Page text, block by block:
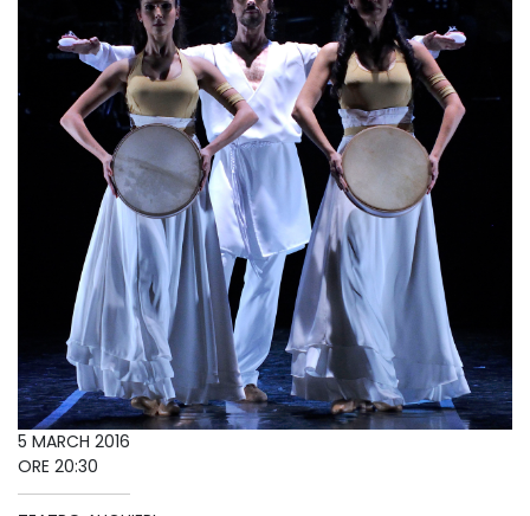
5 MARCH 2016
ORE 20:30